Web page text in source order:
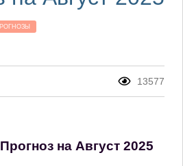
13577
на Август 2025